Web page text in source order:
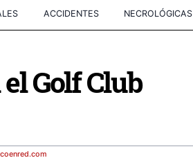
ACCIDENTES NECROLÓGICAS
Golf Club
.com